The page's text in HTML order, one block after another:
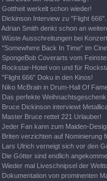
Gottheit werkelt schon wieder!
Dickinson Interview zu "Flight 666".
Adrian Smith denkt schon an
Wüste Ausschreitungen bei
"Somewhere Back In Time" im
SpongeBob Coverarts vom
Rockstar-Hotel von und für
"Flight 666" Doku in den Kinos!
Niko McBrain in Drum-Hall Of
Das perfekte
Bruce Dickinson interviewt
Master Bruce rettet 221 Urlauber!
Jeder Fan kann zum Maiden-
Briten verzichten auf Nominierung
Lars Ulrich verneigt sich vor den
Die Götter sind endlich
Wieder mal Liveschnipsel der
Dokumentation von prominenten